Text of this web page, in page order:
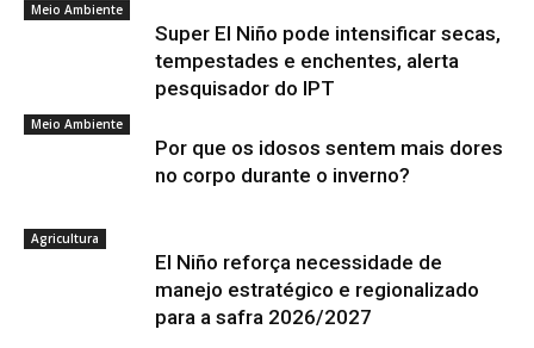
Meio Ambiente
Super El Niño pode intensificar secas,
tempestades e enchentes, alerta
pesquisador do IPT
Meio Ambiente
Por que os idosos sentem mais dores
no corpo durante o inverno?
Agricultura
El Niño reforça necessidade de
manejo estratégico e regionalizado
para a safra 2026/2027